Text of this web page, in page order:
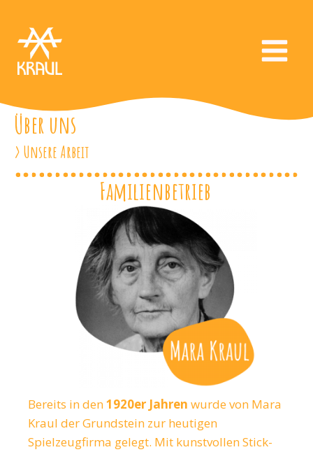
Über uns
> Unsere Arbeit
Familienbetrieb
Bereits in den1920er Jahren wurde von Mara
Kraul der Grundstein zur heutigen
Spielzeugfirma gelegt. Mit kunstvollen Stick-